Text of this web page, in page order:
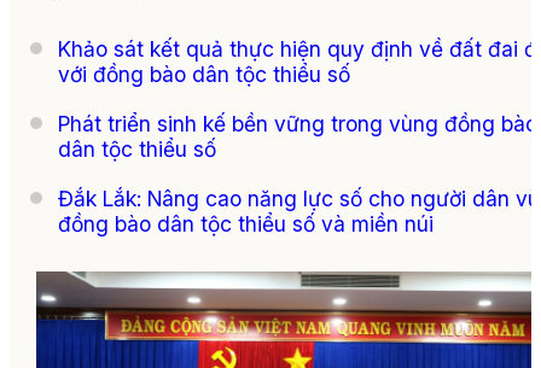
Khảo sát kết quả thực hiện quy định về đất đai
với đồng bào dân tộc thiểu số
Phát triển sinh kế bền vững trong vùng đồng bào
dân tộc thiểu số
Đắk Lắk: Nâng cao năng lực số cho người dân
đồng bào dân tộc thiểu số và miền núi